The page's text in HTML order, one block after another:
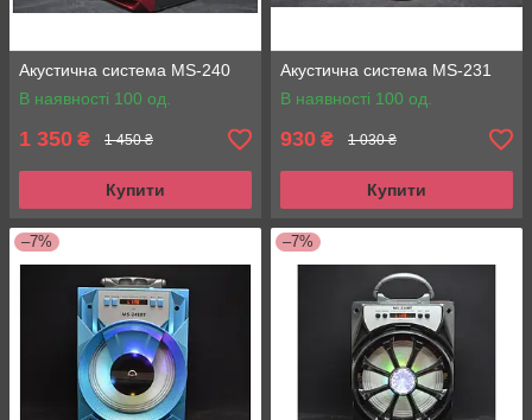
Акустична система MS-240
В наявності 100 од.
1 350 ₴ 1 450 ₴
Купити
Акустична система MS-231
В наявності 100 од.
930 ₴ 1 030 ₴
Купити
–7% –7%